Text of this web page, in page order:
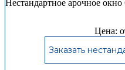
Нестандартное арочное
Цена:
Заказать